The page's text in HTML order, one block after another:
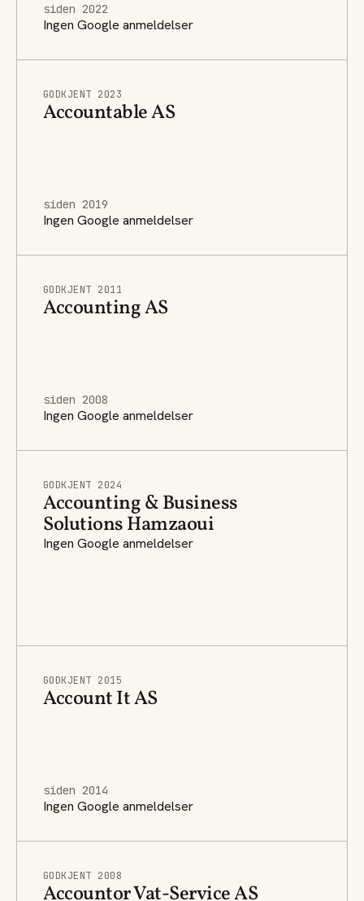
siden 2022
Ingen Google anmeldelser
GODKJENT 2023
Accountable AS
siden 2019
Ingen Google anmeldelser
GODKJENT 2011
Accounting AS
siden 2008
Ingen Google anmeldelser
GODKJENT 2024
Accounting & Business
Solutions Hamzaoui
Ingen Google anmeldelser
GODKJENT 2015
Account It AS
siden 2014
Ingen Google anmeldelser
GODKJENT 2008
Accountor Vat-Service AS